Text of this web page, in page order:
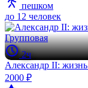
пешком
до 12 человек
Групповая
2ч
Александр II: жизнь
2000 ₽